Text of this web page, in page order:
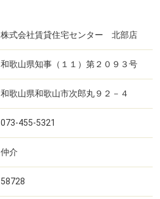
株式会社賃貸住宅センター 北部店
和歌山県知事（１１）第２０９３号
和歌山県和歌山市次郎丸９２－４
073-455-5321
仲介
58728